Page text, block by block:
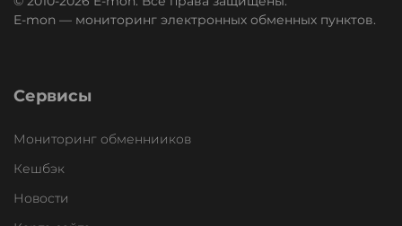
E-mon — мониторинг электронных обменных пунктов.
Сервисы
Мониторинг обменнииков
Кешбэк
Новости